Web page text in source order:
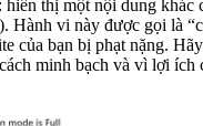
thị một nội dung khác
Hành vi này được gọi là
của bạn bị phạt nặng.
minh bạch và vì lợi ích